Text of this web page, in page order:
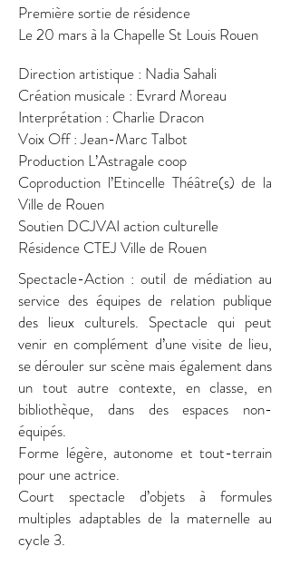
Première sortie de résidence
Le 20 mars à la Chapelle St Louis Rouen
Direction artistique : Nadia Sahali
Création musicale : Evrard Moreau
Interprétation : Charlie Dracon
Voix Off : Jean-Marc Talbot
Production L’Astragale coop
Coproduction l’Etincelle Théâtre(s) de la
Ville de Rouen
Soutien DCJVAI action culturelle
Résidence CTEJ Ville de Rouen
Spectacle-Action : outil de médiation au
service des équipes de relation publique
des lieux culturels. Spectacle qui peut
venir en complément d’une visite de lieu,
se dérouler sur scène mais également dans
un tout autre contexte, en classe, en
bibliothèque, dans des espaces non-
équipés.
Forme légère, autonome et tout-terrain
pour une actrice.
Court spectacle d’objets à formules
multiples adaptables de la maternelle au
cycle 3.